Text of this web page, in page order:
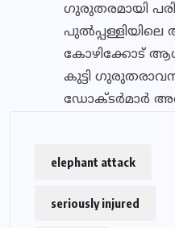
ഗുരുതരമായി
പുൽപ്പള്ളിയിലെ
കോഴിക്കോട്
കുട്ടി
ഡോക്ടർമാർ
elephant attack
seriously injured